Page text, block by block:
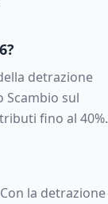
detrazione
Scambio sul
fino al 40%.
la detrazione